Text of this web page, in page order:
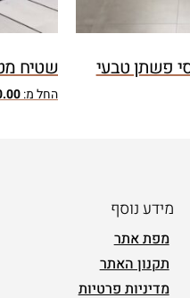
פשתן טבעי שטיח
החל מ:
מידע נוסף
מפת אתר
תקנון האתר
מדיניות פרטיות